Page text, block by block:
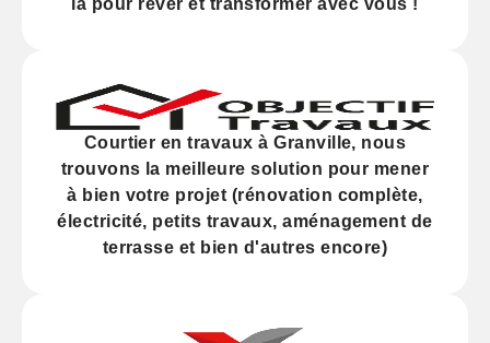
là pour rêver et transformer avec vous !
Courtier en travaux à Granville, nous
trouvons la meilleure solution pour mener
à bien votre projet (rénovation complète,
électricité, petits travaux, aménagement de
terrasse et bien d'autres encore)